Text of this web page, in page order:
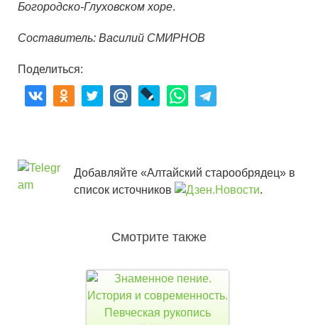
Богородско-Глуховском хоре.
Составитель: Василий СМИРНОВ
Поделиться:
Добавляйте «Алтайский старообрядец» в
список источников
.
Смотрите также